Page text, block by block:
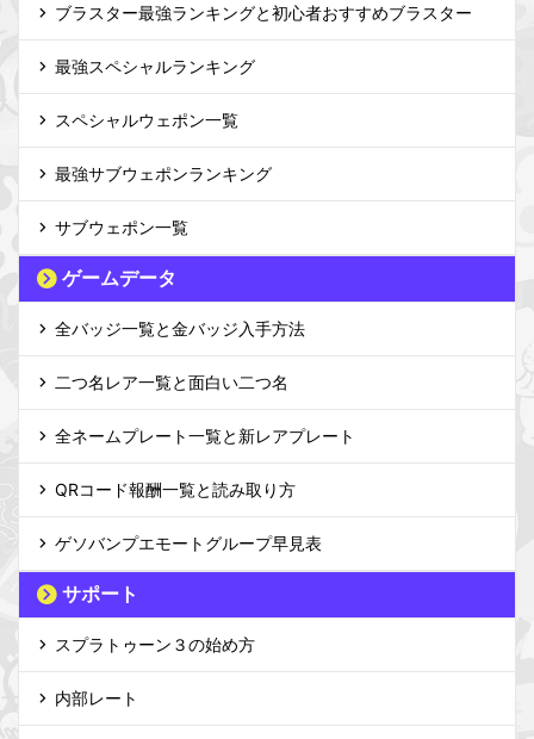
ブラスター最強ランキングと初心者おすすめブラスター
最強スペシャルランキング
スペシャルウェポン一覧
最強サブウェポンランキング
サブウェポン一覧
ゲームデータ
全バッジ一覧と金バッジ入手方法
二つ名レア一覧と面白い二つ名
全ネームプレート一覧と新レアプレート
QRコード報酬一覧と読み取り方
ゲソバンプエモートグループ早見表
サポート
スプラトゥーン３の始め方
内部レート